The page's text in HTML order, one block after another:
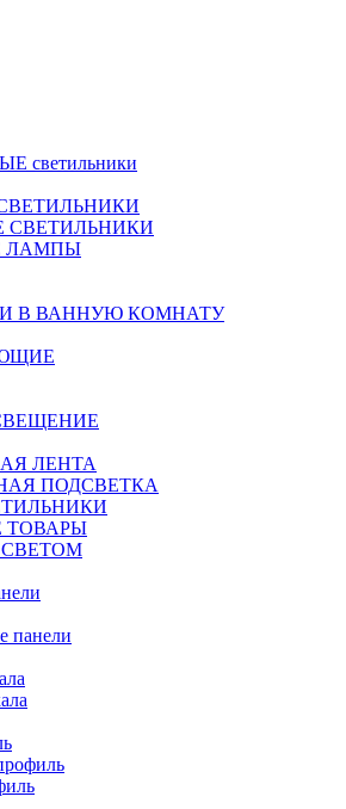
светильники
СВЕТИЛЬНИКИ
ЛАМПЫ
В ВАННУЮ КОМНАТУ
ЛЕНТА
ПОДСВЕТКА
ТОВАРЫ
панели